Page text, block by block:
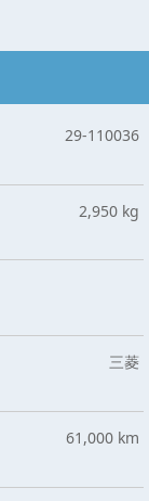
29-110036
2,950 kg
三菱
61,000 km